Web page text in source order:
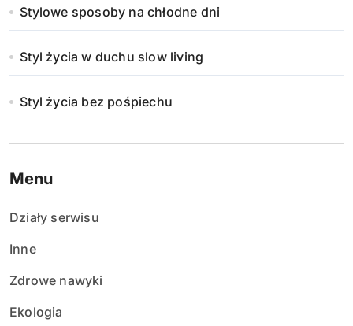
Stylowe sposoby na chłodne dni
Styl życia w duchu slow living
Styl życia bez pośpiechu
Menu
Działy serwisu
Inne
Zdrowe nawyki
Ekologia